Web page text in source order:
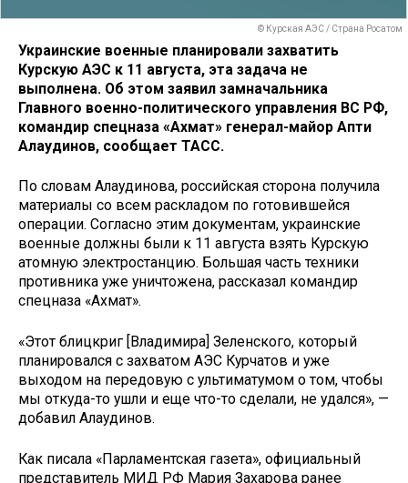
© Курская АЭС / Страна Росатом
Украинские военные планировали захватить
Курскую АЭС к 11 августа, эта задача не
выполнена. Об этом заявил замначальника
Главного военно-политического управления ВС РФ,
командир спецназа «Ахмат» генерал-майор Апти
Алаудинов, сообщает ТАСС.
По словам Алаудинова, российская сторона получила
материалы со всем раскладом по готовившейся
операции. Согласно этим документам, украинские
военные должны были к 11 августа взять Курскую
атомную электростанцию. Большая часть техники
противника уже уничтожена, рассказал командир
спецназа «Ахмат».
«Этот блицкриг [Владимира] Зеленского, который
планировался с захватом АЭС Курчатов и уже
выходом на передовую с ультиматумом о том, чтобы
мы откуда-то ушли и еще что-то сделали, не удался», —
добавил Алаудинов.
Как писала «Парламентская газета», официальный
представитель МИД РФ Мария Захарова ранее